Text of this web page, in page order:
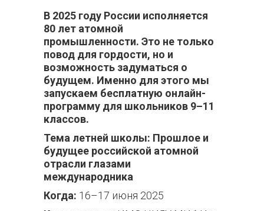
В 2025 году России исполняется
80 лет атомной
промышленности. Это не только
повод для гордости, но и
возможность задуматься о
будущем. Именно для этого мы
запускаем бесплатную онлайн-
программу для школьников 9–11
классов.
Тема летней школы: Прошлое и
будущее российской атомной
отрасли глазами
международника
Когда: 16–17 июня 2025